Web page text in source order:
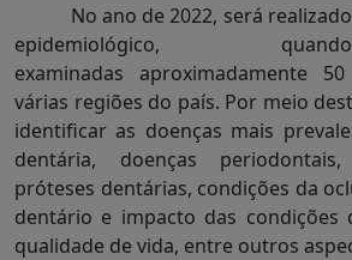
No ano de 2022, será
epidemiológico,
examinadas aproximadamente
várias regiões do país. Por meio
identificar as doenças mais
dentária, doenças
próteses dentárias, condições da
dentário e impacto das condições
qualidade de vida, entre outros